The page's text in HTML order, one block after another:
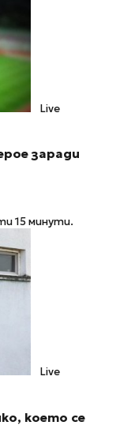
Live
заради
15 минути.
Live
което се